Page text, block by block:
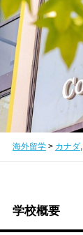
海外留学> カナダ,
学校概要